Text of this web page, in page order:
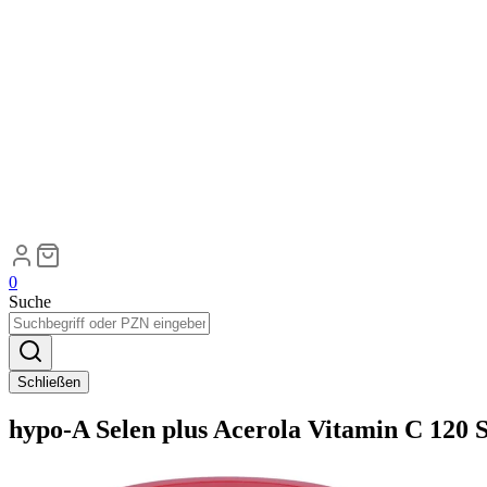
0
Suche
Schließen
hypo-A Selen plus Acerola Vitamin C 120